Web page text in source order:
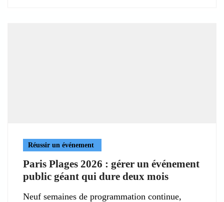
Réussir un événement
Paris Plages 2026 : gérer un événement
public géant qui dure deux mois
Neuf semaines de programmation continue,